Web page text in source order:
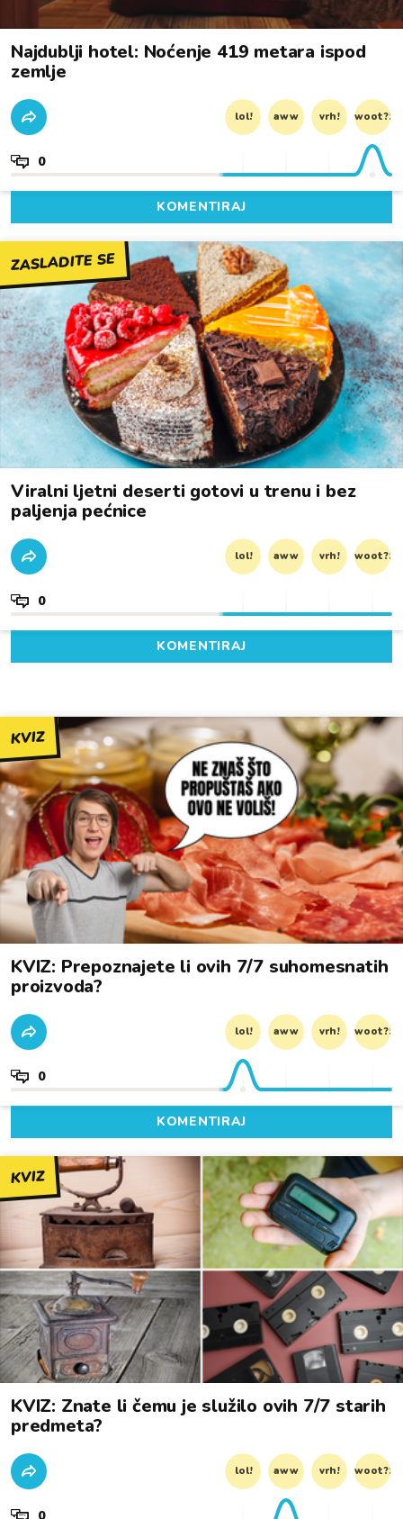
Najdublji hotel: Noćenje 419 metara ispod
zemlje
lol! aww vrh! woot?!
0
KOMENTIRAJ
ZASLADITE SE
Viralni ljetni deserti gotovi u trenu i bez
paljenja pećnice
lol! aww vrh! woot?!
0
KOMENTIRAJ
KVIZ
KVIZ: Prepoznajete li ovih 7/7 suhomesnatih
proizvoda?
lol! aww vrh! woot?!
0
KOMENTIRAJ
KVIZ
KVIZ: Znate li čemu je služilo ovih 7/7 starih
predmeta?
lol! aww vrh! woot?!